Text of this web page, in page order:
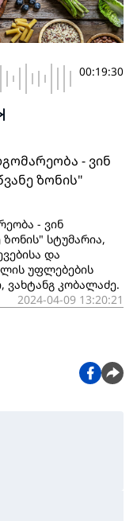
00:19:30
- ვინ
ზონის"
- ვინ
სტუმარია,
და
უფლებების
კობალაძე.
2024-04-09 13:20:21